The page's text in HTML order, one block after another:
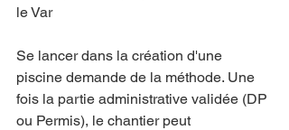
le Var
Se lancer dans la création d'une
piscine demande de la méthode. Une
fois la partie administrative validée (DP
ou Permis), le chantier peut